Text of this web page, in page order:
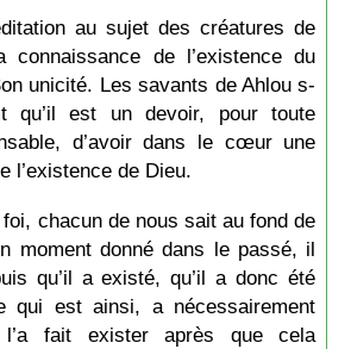
au sujet des créatures de
de l’existence du
unicité. Les savants de Ahlou s-
qu’il est un devoir, pour toute
d’avoir dans le cœur une
l’existence de Dieu.
chacun de nous sait au fond de
moment donné dans le passé, il
qu’il a existé, qu’il a donc été
qui est ainsi, a nécessairement
fait exister après que cela